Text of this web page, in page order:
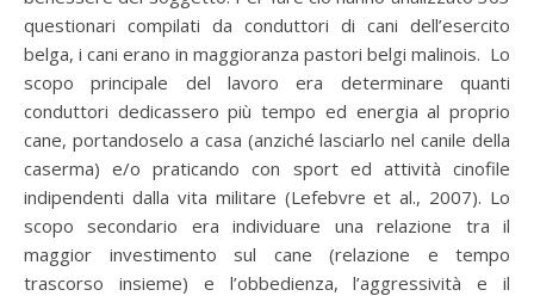
questionari compilati da conduttori di cani dell’esercito
belga, i cani erano in maggioranza pastori belgi malinois. Lo
scopo principale del lavoro era determinare quanti
conduttori dedicassero più tempo ed energia al proprio
cane, portandoselo a casa (anziché lasciarlo nel canile della
caserma) e/o praticando con sport ed attività cinofile
indipendenti dalla vita militare (Lefebvre et al., 2007). Lo
scopo secondario era individuare una relazione tra il
maggior investimento sul cane (relazione e tempo
trascorso insieme) e l’obbedienza, l’aggressività e il